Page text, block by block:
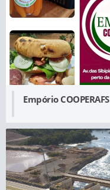
Empório COOPERAFS